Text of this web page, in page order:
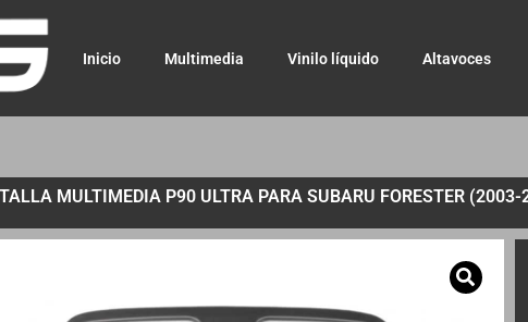
Inicio Multimedia Vinilo líquido Altavoces
MULTIMEDIA P90 ULTRA PARA SUBARU FORESTER